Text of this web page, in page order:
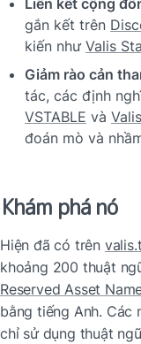
gắn kết trên
kiến như Valis
Giảm rào cản
VSTABLE và
đoán mò và
Khám phá nó
Hiện đã có trên
khoảng 200 thuật
Reserved Asset
bằng tiếng Anh. Các
chỉ sử dụng thuật